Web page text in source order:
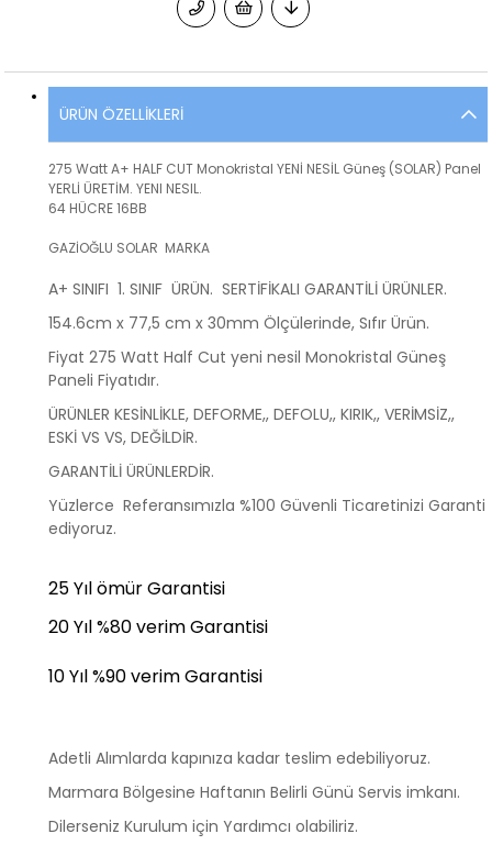
ÜRÜN ÖZELLIKLERI
275 Watt A+ HALF CUT Monokristal YENİ NESİL Güneş (SOLAR) Panel
YERLİ ÜRETİM. YENI NESIL.
64 HÜCRE 16BB
GAZİOĞLU SOLAR MARKA
A+ SINIFI 1. SINIF ÜRÜN. SERTİFİKALI GARANTİLİ ÜRÜNLER.
154.6cm x 77,5 cm x 30mm Ölçülerinde, Sıfır Ürün.
Fiyat 275 Watt Half Cut yeni nesil Monokristal Güneş
Paneli Fiyatıdır.
ÜRÜNLER KESİNLİKLE, DEFORME,, DEFOLU,, KIRIK,, VERİMSİZ,,
ESKİ VS VS, DEĞİLDİR.
GARANTİLİ ÜRÜNLERDİR.
Yüzlerce Referansımızla %100 Güvenli Ticaretinizi Garanti
ediyoruz.
25 Yıl ömür Garantisi
20 Yıl %80 verim Garantisi
10 Yıl %90 verim Garantisi
Adetli Alımlarda kapınıza kadar teslim edebiliyoruz.
Marmara Bölgesine Haftanın Belirli Günü Servis imkanı.
Dilerseniz Kurulum için Yardımcı olabiliriz.